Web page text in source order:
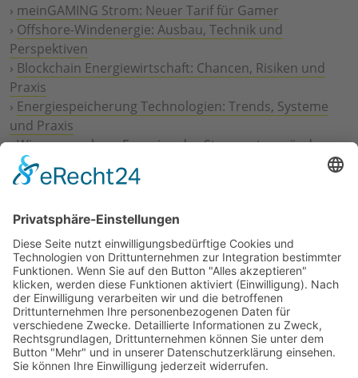
› meinGAMING Strom: Neuer Tarif für Gamer
› Offshore-Windenergie: Ausbau, Technik und
Perspektiven
› Blockchain Energiewirtschaft: Chancen, Risiken und
Praxis
› Energiespeicherung Technologien: Trends, Systeme
und Praxis
›Wie erneuerbare Energien das Stromnetz verändern
Digitalisierung Energiewirtschaft: Effizienz, Netze und
Prozesse
Geschäftsmodelle
›Vorstandswechsel Westenergie: Böddeling übernimmt
befristet
›Wasserstoff-Hochlauf: Dialog, Infrastruktur und
konkrete Schritte
›Solaranlage Regenbogenfarben: FC St. Pauli und
LichtBlick installieren erste weltweite Anlage